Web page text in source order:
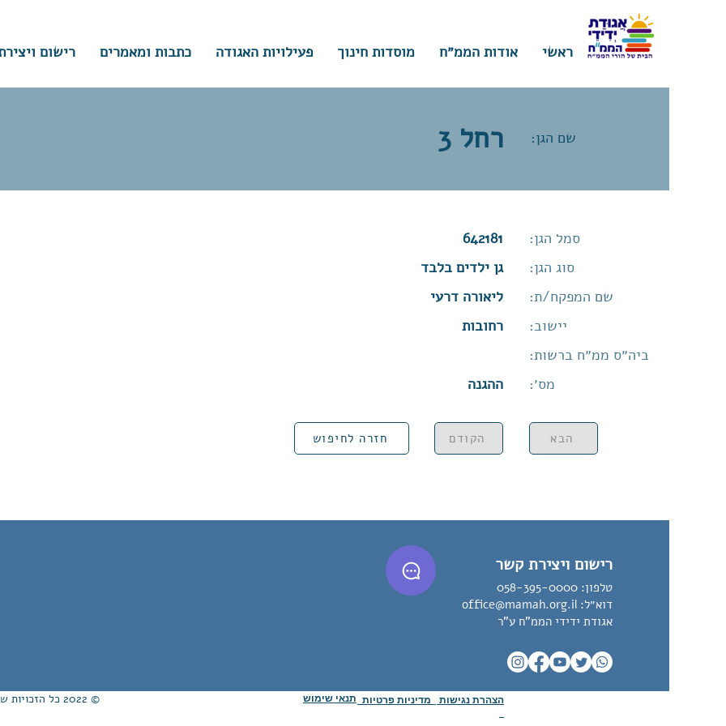
ראשי אודות הממ״ח מוסדות חינוך פעילויות האגודה כתבות ומאמרים רישום
שם הגן: רחל 3
סמל הגן:
642181
סוג הגן:
גן ילדים בלבד
שם המפקח/ת:
ליאורה דרעי
יישוב:
רחובות
ביה״ס ממ״ח ברשות:
מס׳:
ההגנה
הבא הקודם חזרה לחיפוש
רישום ויצירת קשר
טלפון: 058-395-0000
דוא״ל: office@mamah.org.il
אגודת ידידי הממ"ח ע"ר
© 2022 כל הזכויות שמורות לאגודת ידידי הממ״ח ע"ר. Proudly created with הצהרת נגישות מדיניות פרטיות תנאי שימוש